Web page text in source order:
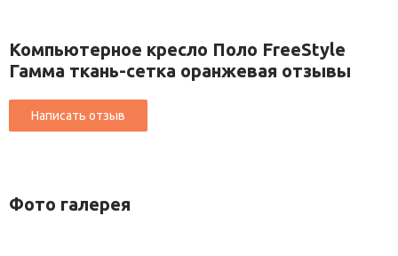
Компьютерное кресло Поло FreeStyle
Гамма ткань-сетка оранжевая отзывы
Фото галерея